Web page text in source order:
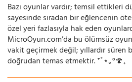
Bazı oyunlar vardır; temsil ettikleri
sayesinde sıradan bir eğlencenin
özel yeri fazlasıyla hak eden
MicroOyun.com’da bu ölümsüz
vakit geçirmek değil; yıllardır
doğrudan temas etmektir. ⁺˚⋆｡°🍄₊